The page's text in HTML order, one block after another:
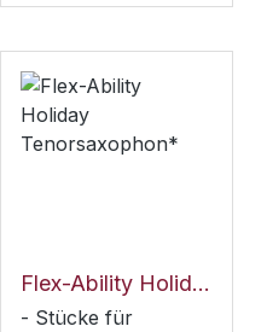
BluesNobody
You're Down and
OutKind Hearted
WomanChitlins con
CarneBlue Eyes
Flex-Ability Holiday Tenorsaxophon*
- Stücke für